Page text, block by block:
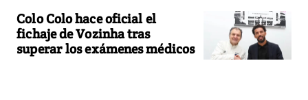
Colo Colo hace oficial el
fichaje de Vozinha tras
superar los exámenes médicos